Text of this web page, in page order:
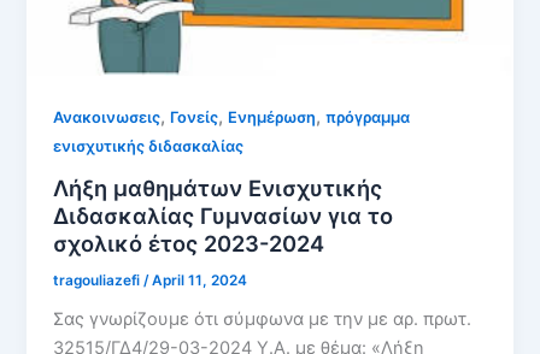
Ανακοινωσεις, Γονείς, Ενημέρωση,πρόγραμμα
ενισχυτικής διδασκαλίας
Λήξη μαθημάτων Ενισχυτικής
Διδασκαλίας Γυμνασίων για το
σχολικό έτος 2023-2024
tragouliazefi /April 11, 2024
Σας γνωρίζουμε ότι σύμφωνα με την με αρ. πρωτ.
32515/ΓΔ4/29-03-2024 Υ.Α. με θέμα: «Λήξη